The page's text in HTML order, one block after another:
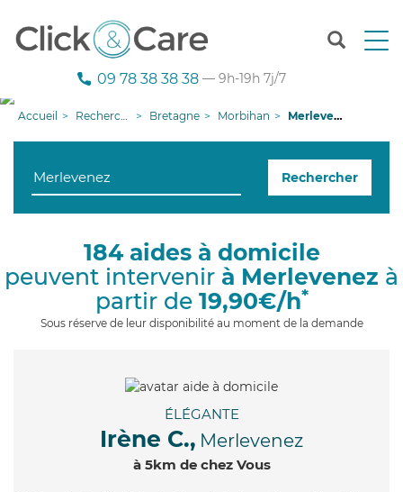
T
n
g
i
09 78 38 38 38 — 9h-19h 7j/7
Accueil Recherche aide à domicile Bretagne Morbihan Merlevenez
Rechercher
184 aides à domicile
peuvent intervenir à Merlevenez à
partir de 19,90€/h*
Sous réserve de leur disponibilité au moment de la demande
ÉLÉGANTE
Irène C., Merlevenez
à 5km de chez Vous